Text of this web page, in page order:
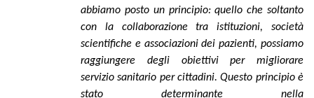
abbiamo posto un principio: quello che soltanto
con la collaborazione tra istituzioni, società
scientifiche e associazioni dei pazienti, possiamo
raggiungere degli obiettivi per migliorare
servizio sanitario per cittadini. Questo principio è
stato determinante nella